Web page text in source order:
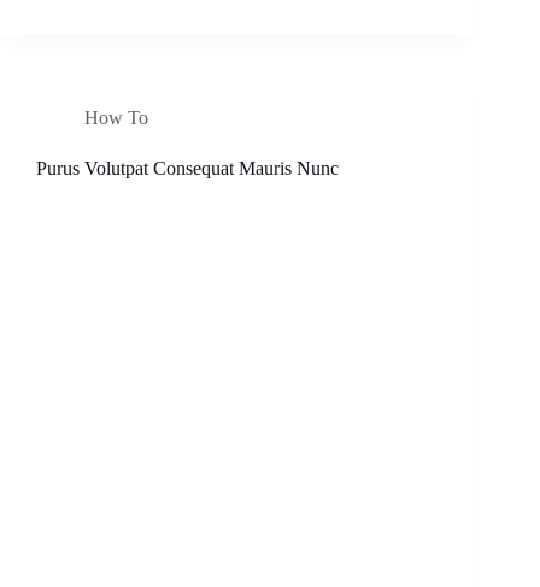
How To
Purus Volutpat Consequat Mauris Nunc